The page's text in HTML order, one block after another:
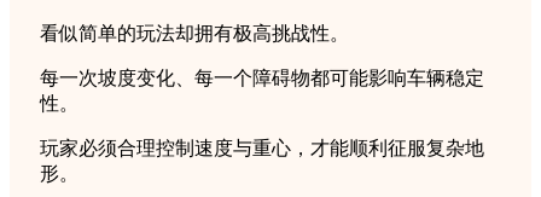
看似简单的玩法却拥有极高挑战性。
每一次坡度变化、每一个障碍物都可能影响车辆稳定
性。
玩家必须合理控制速度与重心，才能顺利征服复杂地
形。